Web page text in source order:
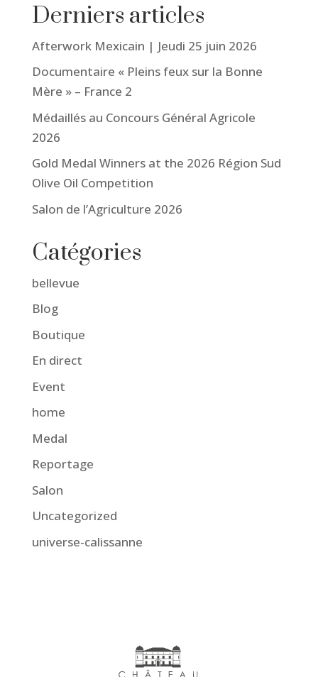
Derniers articles
Afterwork Mexicain | Jeudi 25 juin 2026
Documentaire « Pleins feux sur la Bonne
Mère » – France 2
Médaillés au Concours Général Agricole
2026
Gold Medal Winners at the 2026 Région Sud
Olive Oil Competition
Salon de l’Agriculture 2026
Catégories
bellevue
Blog
Boutique
En direct
Event
home
Medal
Reportage
Salon
Uncategorized
universe-calissanne